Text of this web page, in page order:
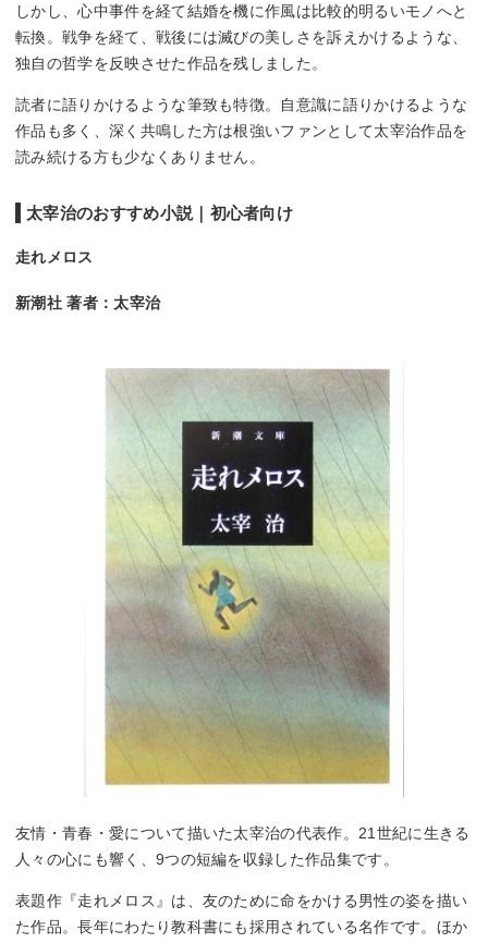
しかし、心中事件を経て結婚を機に作風は比較的明るいモノへと
転換。戦争を経て、戦後には滅びの美しさを訴えかけるような、
独自の哲学を反映させた作品を残しました。
読者に語りかけるような筆致も特徴。自意識に語りかけるような
作品も多く、深く共鳴した方は根強いファンとして太宰治作品を
読み続ける方も少なくありません。
太宰治のおすすめ小説｜初心者向け
走れメロス
新潮社 著者：太宰治
友情・青春・愛について描いた太宰治の代表作。21世紀に生きる
人々の心にも響く、9つの短編を収録した作品集です。
表題作『走れメロス』は、友のために命をかける男性の姿を描い
た作品。長年にわたり教科書にも採用されている名作です。ほか